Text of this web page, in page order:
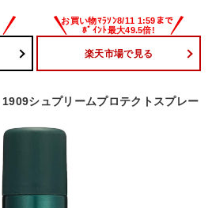
楽天市場で見る
シュプリームプロテクトスプレー